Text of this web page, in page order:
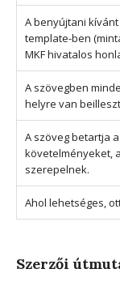
A benyújtani
template-ben
MKF hivatalos
A szövegben
helyre van
A szöveg betartja
követelményeket,
szerepelnek.
Ahol lehetséges,
Szerzői